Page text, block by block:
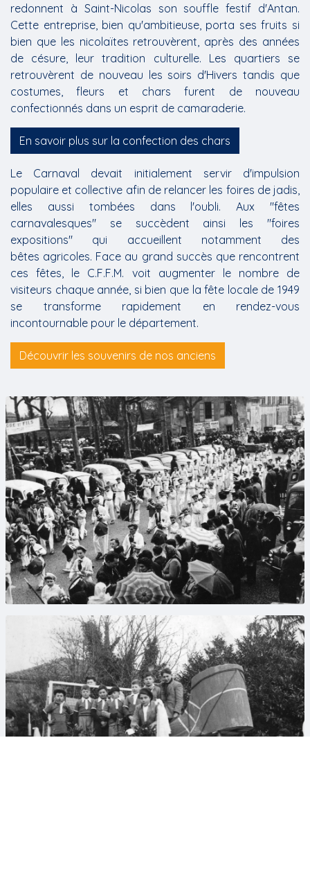
redonnent à Saint-Nicolas son souffle festif d'Antan.
Cette entreprise, bien qu'ambitieuse, porta ses fruits si
bien que les nicolaïtes retrouvèrent, après des années
de césure, leur tradition culturelle. Les quartiers se
retrouvèrent de nouveau les soirs d'Hivers tandis que
costumes, fleurs et chars furent de nouveau
confectionnés dans un esprit de camaraderie.
En savoir plus sur la confection des chars
Le Carnaval devait initialement servir d'impulsion
populaire et collective afin de relancer les foires de jadis,
elles aussi tombées dans l'oubli. Aux "fêtes
carnavalesques" se succèdent ainsi les "foires
expositions" qui accueillent notamment des
bêtes agricoles. Face au grand succès que rencontrent
ces fêtes, le C.F.F.M. voit augmenter le nombre de
visiteurs chaque année, si bien que la fête locale de 1949
se transforme rapidement en rendez-vous
incontournable pour le département.
Découvrir les souvenirs de nos anciens